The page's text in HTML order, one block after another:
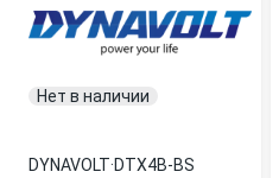
Нет в наличии
DYNAVOLT·DTX4B-BS